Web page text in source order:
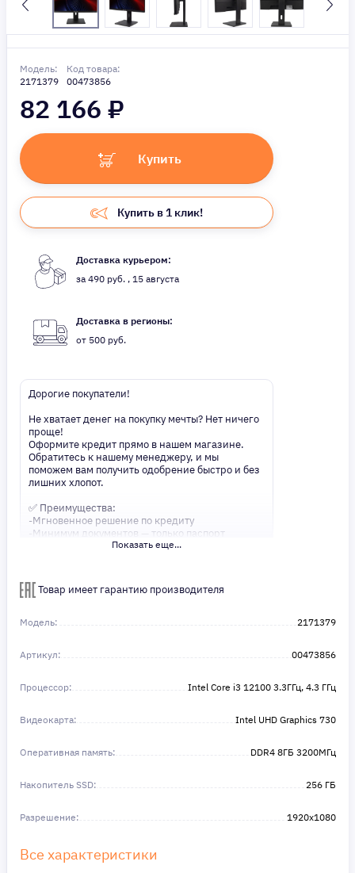
Модель:
2171379
Код товара:
00473856
82 166 ₽
Купить
Купить в 1 клик!
Доставка курьером:
за 490 руб. , 15 августа
Доставка в регионы:
от 500 руб.
Дорогие покупатели!
Не хватает денег на покупку мечты? Нет ничего
проще!
Оформите кредит прямо в нашем магазине.
Обратитесь к нашему менеджеру, и мы
поможем вам получить одобрение быстро и без
лишних хлопот.
✅ Преимущества:
-Мгновенное решение по кредиту
-Минимум документов — только паспорт
-Удобные сроки и низкие процентные ставки
Получите то, что нужно, прямо сейчас. Ваше
удобство — наш приоритет! ✨
в этом!
Показать еще...
Товар имеет гарантию производителя
Модель: 2171379
Артикул: 00473856
Процессор: Intel Core i3 12100 3.3ГГц, 4.3 ГГц
Видеокарта: Intel UHD Graphics 730
Оперативная память: DDR4 8ГБ 3200МГц
Накопитель SSD: 256 ГБ
Разрешение: 1920x1080
Все характеристики